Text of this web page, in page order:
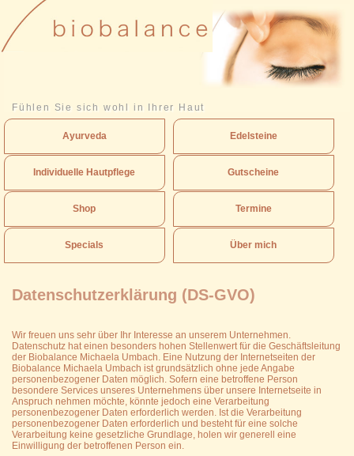
Fühlen Sie sich wohl in Ihrer Haut
Ayurveda Edelsteine
Individuelle Hautpflege Gutscheine
Shop Termine
Specials Über mich
Datenschutzerklärung (DS-GVO)
Wir freuen uns sehr über Ihr Interesse an unserem Unternehmen.
Datenschutz hat einen besonders hohen Stellenwert für die Geschäftsleitung
der Biobalance Michaela Umbach. Eine Nutzung der Internetseiten der
Biobalance Michaela Umbach ist grundsätzlich ohne jede Angabe
personenbezogener Daten möglich. Sofern eine betroffene Person
besondere Services unseres Unternehmens über unsere Internetseite in
Anspruch nehmen möchte, könnte jedoch eine Verarbeitung
personenbezogener Daten erforderlich werden. Ist die Verarbeitung
personenbezogener Daten erforderlich und besteht für eine solche
Verarbeitung keine gesetzliche Grundlage, holen wir generell eine
Einwilligung der betroffenen Person ein.